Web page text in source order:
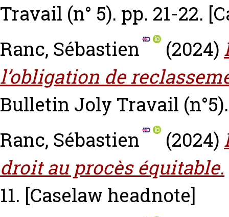
Travail (n° 5). pp. 21-22.
Ranc, Sébastien
(2024)
l’obligation de
Bulletin Joly Travail
Ranc, Sébastien
(2024)
droit au procès équitable.
11. [Caselaw headnote]